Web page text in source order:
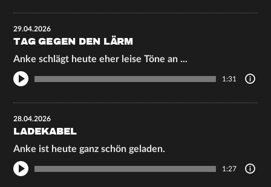
29.04.2026
TAG GEGEN DEN LÄRM
Anke schlägt heute eher leise Töne an ...
1:31
28.04.2026
LADEKABEL
Anke ist heute ganz schön geladen.
1:27